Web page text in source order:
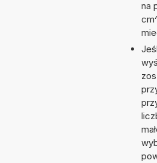
na